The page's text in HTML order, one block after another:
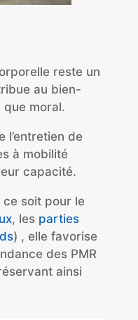
reste un
au bien-
moral.
l’entretien de
à mobilité
capacité.
ce soit pour le
, les parties
) , elle favorise
des PMR
ainsi